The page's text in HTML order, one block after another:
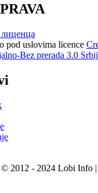
pod uslovima licence
Bez prerada 3.0
© 2012 - 2024 Lobi Info